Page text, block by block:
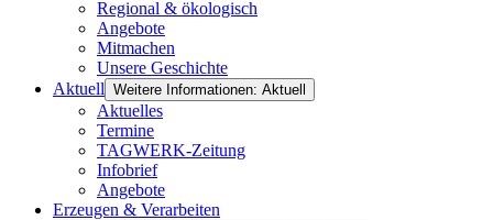
Regional & ökologisch
Angebote
Mitmachen
Unsere Geschichte
Aktuell Weitere Informationen: Aktuell
Aktuelles
Termine
TAGWERK-Zeitung
Infobrief
Angebote
Erzeugen & Verarbeiten